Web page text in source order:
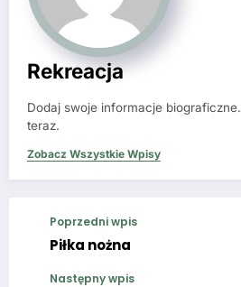
Rekreacja
Dodaj swoje informacje biograficzne.
teraz.
Zobacz Wszystkie Wpisy
Poprzedni wpis
Piłka nożna
Następny wpis